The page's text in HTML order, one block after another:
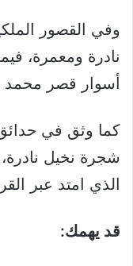
نادرة ومعمرة،
أسوار قصر محمد
شجرة نخيل نادرة،
الذي امتد عبر
قد يهمك: